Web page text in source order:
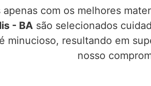
apenas com os melhores
- BAsão selecionados
minucioso, resultando em
nosso